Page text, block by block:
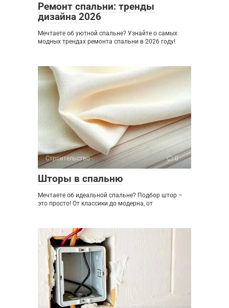
Ремонт спальни: тренды
дизайна 2026
Мечтаете об уютной спальне? Узнайте о самых
модных трендах ремонта спальни в 2026 году!
Строительство 0
Шторы в спальню
Мечтаете об идеальной спальне? Подбор штор –
это просто! От классики до модерна, от